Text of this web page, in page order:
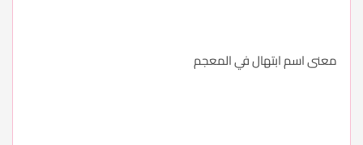
معنى اسم ابتهال في المعجم